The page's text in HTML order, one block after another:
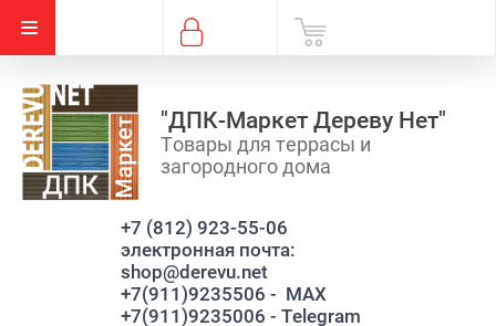
"ДПК-Маркет Дереву Нет"
Товары для террасы и
загородного дома
+7 (812) 923-55-06
электронная почта:
shop@derevu.net
+7(911)9235506 - MAX
+7(911)9235006 - Telegram